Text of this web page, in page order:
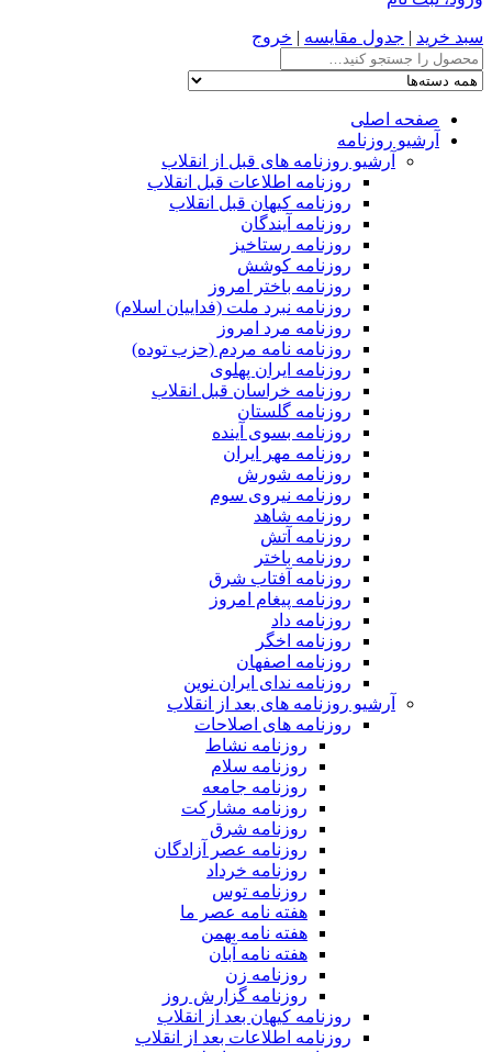
سبد خرید | جدول مقایسه | خروج
صفحه اصلی
آرشیو روزنامه
آرشیو روزنامه های قبل از انقلاب
روزنامه اطلاعات قبل انقلاب
روزنامه کیهان قبل انقلاب
روزنامه آیندگان
روزنامه رستاخیز
روزنامه کوشش
روزنامه باختر امروز
روزنامه نبرد ملت (فداییان اسلام)
روزنامه مرد امروز
روزنامه نامه مردم (حزب توده)
روزنامه ایران پهلوی
روزنامه خراسان قبل انقلاب
روزنامه گلستان
روزنامه بسوی آینده
روزنامه مهر ایران
روزنامه شورش
روزنامه نیروی سوم
روزنامه شاهد
روزنامه آتش
روزنامه باختر
روزنامه آفتاب شرق
روزنامه پیغام امروز
روزنامه داد
روزنامه اخگر
روزنامه اصفهان
روزنامه ندای ایران نوین
آرشیو روزنامه های بعد از انقلاب
روزنامه های اصلاحات
روزنامه نشاط
روزنامه سلام
روزنامه جامعه
روزنامه مشارکت
روزنامه شرق
روزنامه عصر آزادگان
روزنامه خرداد
روزنامه توس
هفته نامه عصر ما
هفته نامه بهمن
هفته نامه آبان
روزنامه زن
روزنامه گزارش روز
روزنامه کیهان بعد از انقلاب
روزنامه اطلاعات بعد از انقلاب